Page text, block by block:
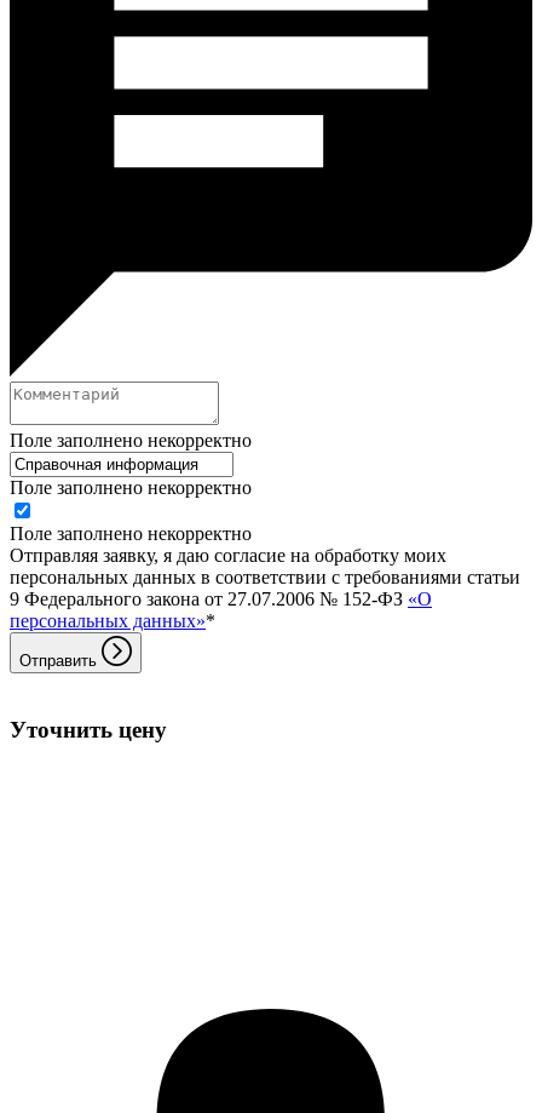
Поле заполнено некорректно
Поле заполнено некорректно
Поле заполнено некорректно
Отправляя заявку, я даю согласие на обработку моих
персональных данных в соответствии с требованиями статьи
9 Федерального закона от 27.07.2006 № 152-ФЗ «О
персональных данных»*
Отправить
Уточнить цену